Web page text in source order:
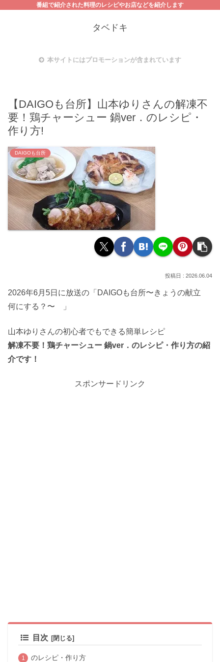
番組で紹介された料理のレシピやお店などを紹介します
タベドキ
本サイトにはプロモーションが含まれています
【DAIGOも台所】山本ゆりさんの解凍不
要！鶏チャーシュー 鍋ver．のレシピ・
作り方!
DAIGOも台所
2026.06.04
2026年6月5日に放送の「DAIGOも台所〜きょうの献立
何にする？〜 」
山本ゆりさんの初心者でもできる簡単レシピ
解凍不要！鶏チャーシュー 鍋ver．のレシピ・作り方の紹
介です！
スポンサードリンク
目次
のレシピ・作り方